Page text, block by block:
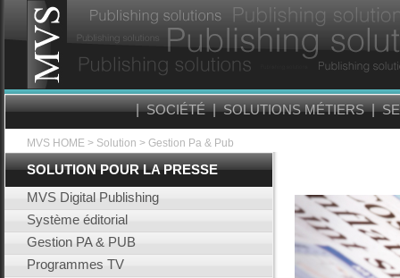
|SOCIÉTÉ|SOLUTIONS MÉTIERS|
MVS HOME > Solution > Gestion Pa & Pub
SOLUTION POUR LA PRESSE
MVS Digital Publishing
Système éditorial
Gestion PA & PUB
Programmes TV